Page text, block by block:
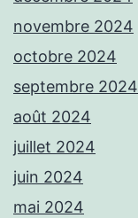
novembre 2024
octobre 2024
septembre 2024
août 2024
juillet 2024
juin 2024
mai 2024